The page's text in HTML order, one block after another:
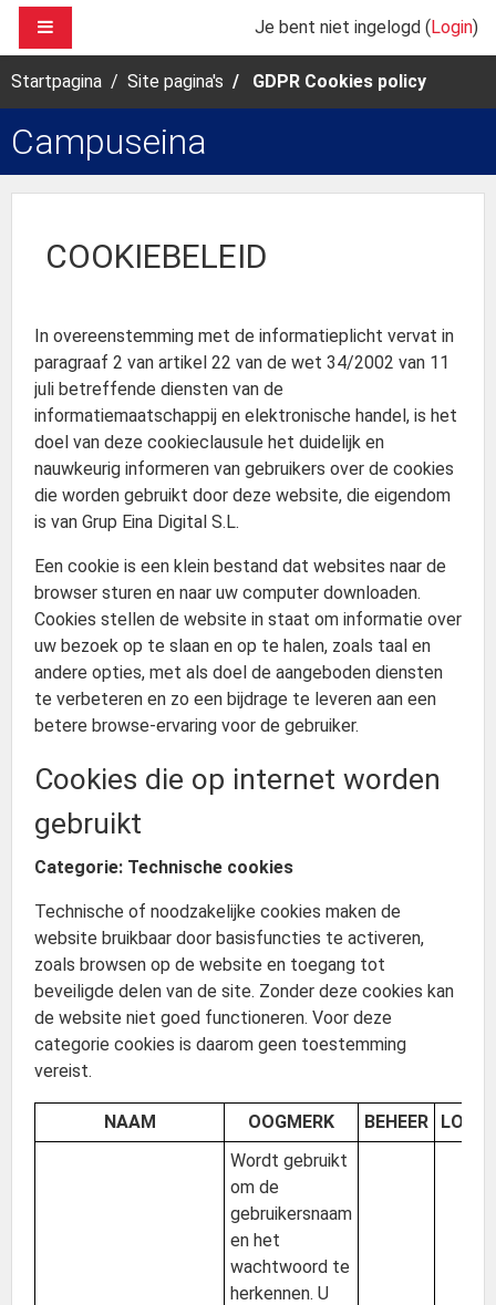
Ga naar hoofdinhoud
Je bent niet ingelogd (Login)
Startpagina Site pagina's GDPR Cookies policy
Campuseina
COOKIEBELEID
In overeenstemming met de informatieplicht vervat in
paragraaf 2 van artikel 22 van de wet 34/2002 van 11
juli betreffende diensten van de
informatiemaatschappij en elektronische handel, is het
doel van deze cookieclausule het duidelijk en
nauwkeurig informeren van gebruikers over de cookies
die worden gebruikt door deze website, die eigendom
is van Grup Eina Digital S.L.
Een cookie is een klein bestand dat websites naar de
browser sturen en naar uw computer downloaden.
Cookies stellen de website in staat om informatie over
uw bezoek op te slaan en op te halen, zoals taal en
andere opties, met als doel de aangeboden diensten
te verbeteren en zo een bijdrage te leveren aan een
betere browse-ervaring voor de gebruiker.
Cookies die op internet worden
gebruikt
Categorie: Technische cookies
Technische of noodzakelijke cookies maken de
website bruikbaar door basisfuncties te activeren,
zoals browsen op de website en toegang tot
beveiligde delen van de site. Zonder deze cookies kan
de website niet goed functioneren. Voor deze
categorie cookies is daarom geen toestemming
vereist.
NAAM OOGMERK BEHEER
Wordt gebruikt
om de
gebruikersnaam
en het
wachtwoord te
herkennen. U